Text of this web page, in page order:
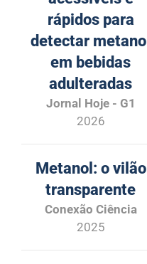
rápidos para
detectar metanol
em bebidas
adulteradas
Jornal Hoje - G1
2026
Metanol: o vilão
transparente
Conexão Ciência
2025